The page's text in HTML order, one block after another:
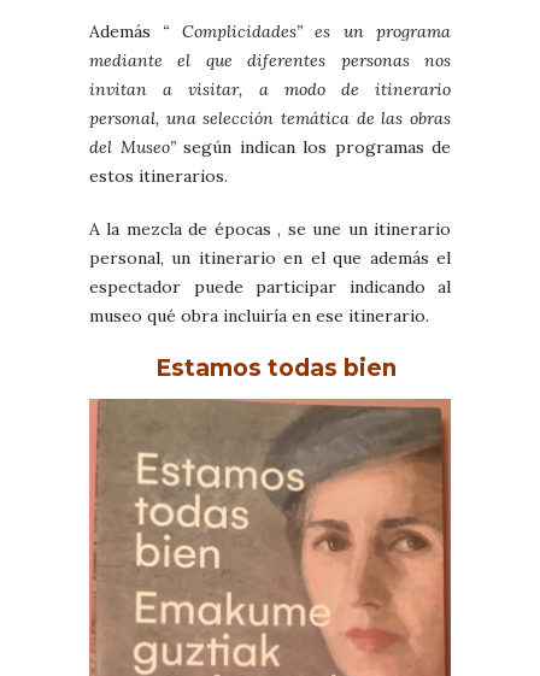
Además “ Complicidades” es un programa
mediante el que diferentes personas nos
invitan a visitar, a modo de itinerario
personal, una selección temática de las obras
del Museo”según indican los programas de
estos itinerarios.
A la mezcla de épocas , se une un itinerario
personal, un itinerario en el que además el
espectador puede participar indicando al
museo qué obra incluiría en ese itinerario.
Estamos todas bien